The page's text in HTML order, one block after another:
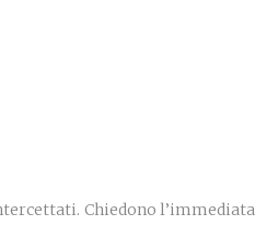
Chiedono